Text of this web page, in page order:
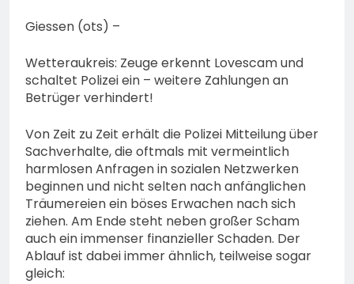
Fahrraddieb gesehen?
Giessen (ots) –
Wetteraukreis: Zeuge erkennt Lovescam und
schaltet Polizei ein – weitere Zahlungen an
Betrüger verhindert!
Von Zeit zu Zeit erhält die Polizei Mitteilung über
Sachverhalte, die oftmals mit vermeintlich
harmlosen Anfragen in sozialen Netzwerken
beginnen und nicht selten nach anfänglichen
Träumereien ein böses Erwachen nach sich
ziehen. Am Ende steht neben großer Scham
auch ein immenser finanzieller Schaden. Der
Ablauf ist dabei immer ähnlich, teilweise sogar
gleich: